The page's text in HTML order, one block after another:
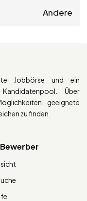
Andere
Jobbörse und ein
Über
geeignete
zu finden.